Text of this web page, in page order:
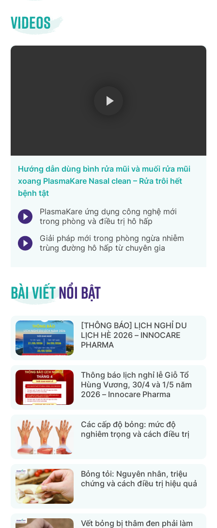
Videos
Hướng dẫn dùng bình rửa mũi và muối rửa mũi
xoang PlasmaKare Nasal clean – Rửa trôi hết
bệnh tật
PlasmaKare ứng dụng công nghệ mới
trong phòng và điều trị hô hấp
Giải pháp mới trong phòng ngừa nhiễm
trùng đường hô hấp từ chuyên gia
Bài viếtnổi bật
[THÔNG BÁO] LỊCH NGHỈ DU
LỊCH HÈ 2026 – INNOCARE
PHARMA
Thông báo lịch nghỉ lễ Giỗ Tổ
Hùng Vương, 30/4 và 1/5 năm
2026 – Innocare Pharma
Các cấp độ bỏng: mức độ
nghiêm trọng và cách điều trị
Bỏng tỏi: Nguyên nhân, triệu
chứng và cách điều trị hiệu quả
Vết bỏng bị thâm đen phải làm